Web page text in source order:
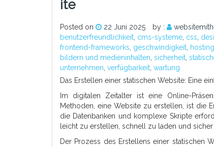
Ite
Posted on 22 Juni 2025 by :
benutzerfreundlichkeit cms-systeme css
frontend-frameworks geschwindigkeit hosting
bildern und medieninhalten sicherheit
unternehmen verfügbarkeit wartung
Das Erstellen einer statischen Website: Eine
Im digitalen Zeitalter ist eine Online-
Methoden, eine Website zu erstellen, ist die
die Datenbanken und komplexe Skripte
leicht zu erstellen, schnell zu laden und sicher
Der Prozess des Erstellens einer statischen